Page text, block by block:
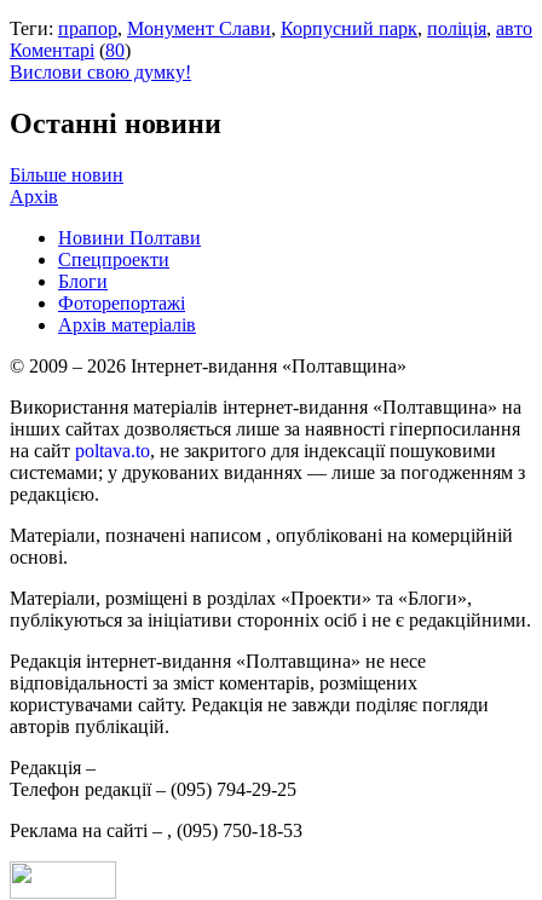
Теги: прапор, Монумент Слави, Корпусний парк, поліція, авто
Коментарі (80)
Вислови свою думку!
Останні новини
Більше новин
Архів
Новини Полтави
Спецпроекти
Блоги
Фоторепортажі
Архів матеріалів
© 2009 – 2026 Інтернет-видання «Полтавщина»
Використання матеріалів інтернет-видання «Полтавщина» на
інших сайтах дозволяється лише за наявності гіперпосилання
на сайт poltava.to, не закритого для індексації пошуковими
системами; у друкованих виданнях — лише за погодженням з
редакцією.
Матеріали, позначені написом , опубліковані на комерційній
основі.
Матеріали, розміщені в розділах «Проекти» та «Блоги»,
публікуються за ініціативи сторонніх осіб і не є редакційними.
Редакція інтернет-видання «Полтавщина» не несе
відповідальності за зміст коментарів, розміщених
користувачами сайту. Редакція не завжди поділяє погляди
авторів публікацій.
Редакція –
Телефон редакції – (095) 794-29-25
Реклама на сайті – , (095) 750-18-53